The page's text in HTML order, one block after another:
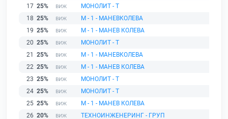
17 25%
МОНОЛИТ - Т
18 25%
М - 1 - МАНЕВКОЛЕВА
19 25%
М - 1 - МАНЕВ КОЛЕВА
20 25%
МОНОЛИТ - Т
21 25%
М - 1 - МАНЕВКОЛЕВА
22 25%
М - 1 - МАНЕВ КОЛЕВА
23 25%
МОНОЛИТ - Т
24 25%
МОНОЛИТ - Т
25 25%
М - 1 - МАНЕВ КОЛЕВА
26 20%
ТЕХНОИНЖЕНЕРИНГ - ГРУП